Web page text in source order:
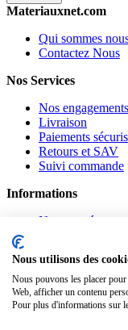
Materiauxnet.com
Qui sommes
Contactez Nous
Nos Services
Nos engagements
Livraison
Paiements
Retours et SAV
Suivi commande
Informations
Nouveautés
Confidentialité
Mentions légales
Suivez-nous
Nous utilisons des
Nous pouvons les placer
Web, afficher un contenu
Pour plus d'informations sur